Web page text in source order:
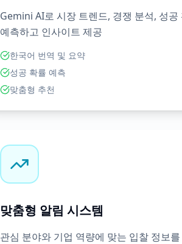
Gemini AI로 시장 트렌드, 경쟁 분석, 성공
예측하고 인사이트 제공
한국어 번역 및 요약
성공 확률 예측
맞춤형 추천
맞춤형 알림 시스템
관심 분야와 기업 역량에 맞는 입찰 정보를